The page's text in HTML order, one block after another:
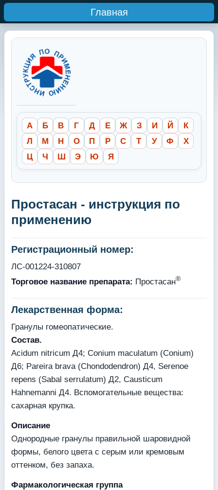
Главная
А Б В Г Д Е Ж З И Й
К
Л
М Н О П Р С Т У Ф
Х
Ц
Ч Ш Э Ю Я
Простасан - инструкция по
применению
Регистрационный номер:
ЛС-001224-310807
Торговое название препарата: Простасан®
Лекарственная форма:
Гранулы гомеопатические.
Состав.
Acidum nitricum Д4; Conium maculatum (Conium)
Д6; Pareira brava (Chondodendron) Д4, Serenoe
repens (Sabal serrulatum) Д2, Causticum
Hahnemanni Д4. Вспомогательные вещества:
сахарная крупка.
Описание
Однородные гранулы правильной шаровидной
формы, белого цвета с серым или кремовым
оттенком, без запаха.
Фармакологическая группа